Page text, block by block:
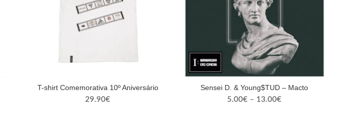
T-shirt Comemorativa 10º Aniversário
29.90€
Sensei D. & Young$TUD – Macto
5.00€ – 13.00€Price